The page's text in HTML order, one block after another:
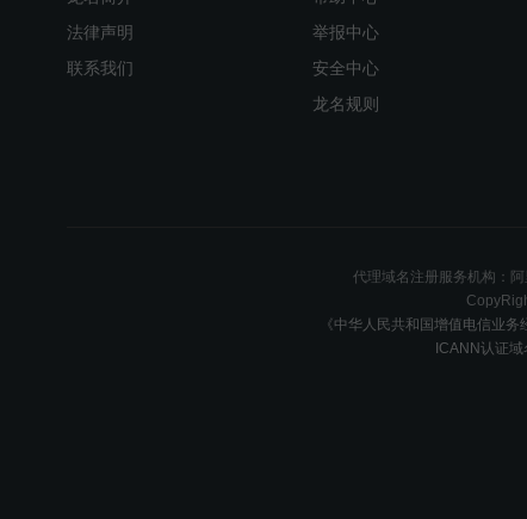
法律声明
联系我们
举报中心
安全中心
龙名规则
代理域名注册服务机构：
《中华人民共和国增值电信业务
ICANN认证域